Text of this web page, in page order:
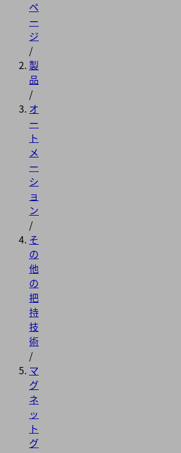
ペ
ー
ジ
/
製
品
/
オ
ー
ト
メ
ー
シ
ョ
ン
/
そ
の
他
の
把
持
技
術
/
マ
グ
ネ
ッ
ト
グ